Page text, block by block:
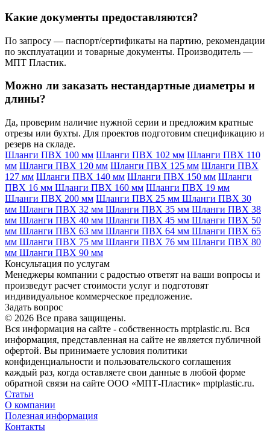
Какие документы предоставляются?
По запросу — паспорт/сертификаты на партию, рекомендации
по эксплуатации и товарные документы. Производитель —
МПТ Пластик.
Можно ли заказать нестандартные диаметры и
длины?
Да, проверим наличие нужной серии и предложим кратные
отрезы или бухты. Для проектов подготовим спецификацию и
резерв на складе.
Шланги ПВХ 100 мм Шланги ПВХ 102 мм Шланги ПВХ 110
мм Шланги ПВХ 120 мм Шланги ПВХ 125 мм Шланги ПВХ
127 мм Шланги ПВХ 140 мм Шланги ПВХ 150 мм Шланги
ПВХ 16 мм Шланги ПВХ 160 мм Шланги ПВХ 19 мм
Шланги ПВХ 200 мм Шланги ПВХ 25 мм Шланги ПВХ 30
мм Шланги ПВХ 32 мм Шланги ПВХ 35 мм Шланги ПВХ 38
мм Шланги ПВХ 40 мм Шланги ПВХ 45 мм Шланги ПВХ 50
мм Шланги ПВХ 63 мм Шланги ПВХ 64 мм Шланги ПВХ 65
мм Шланги ПВХ 75 мм Шланги ПВХ 76 мм Шланги ПВХ 80
мм Шланги ПВХ 90 мм
Консультация по услугам
Менеджеры компании с радостью ответят на ваши вопросы и
произведут расчет стоимости услуг и подготовят
индивидуальное коммерческое предложение.
Задать вопрос
© 2026 Все права защищены.
Вся информация на сайте - собственность mptplastic.ru. Вся
информация, представленная на сайте не является публичной
офертой. Вы принимаете условия политики
конфиденциальности и пользовательского соглашения
каждый раз, когда оставляете свои данные в любой форме
обратной связи на сайте ООО «МПТ-Пластик» mptplastic.ru.
Статьи
О компании
Полезная информация
Контакты